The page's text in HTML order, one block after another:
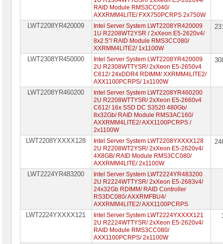
RAID Module RMS3CC040/
AXXRMM4LITE/ FXX750PCRPS 2x750W
LWT2208YR420009
Intel Server System LWT2208YR420009
1U R2208WT2YSR / 2xXeon E5-2620v4/
8x2.5"/ RAID Module RMS3CC080/
XXRMM4LITE2/ 1x1100W
LWT2308YR450000
Intel Server System LWT2208YR420009
2U R2308WTTYSR/ 2xXeon E5-2650v4
C612/ 24xDDR4 RDIMM/ XXRMM4LITE2/
AXX1100PCRPS/ 1x1100W
LWT2208YR460200
Intel Server System LWT2208YR460200
2U R2208WTTYSR/ 2xXeon E5-2660v4
C612/ 16x SSD DC S3520 480Gb/
8x32Gb/ RAID Module RMS3AC160/
AXXRMM4LITE2/ AXX1100PCRPS /
2x1100W
LWT2208YXXXX128
Intel Server System LWT2208YXXXX128
2U R2208WT2YSR/ 2xXeon E5-2620v4/
4X8GB/ RAID Module RMS3CC080/
AXXRMM4LITE/ 2x1100W
LWT2224YR483200
Intel Server System LWT2224YR483200
2U R2224WTTYSR/ 2xXeon E5-2683v4/
24x32Gb RDIMM/ RAID Controller
RS3DC080/ AXXRMFBU4/
AXXRMM4LITE2/ AXX1100PCRPS
LWT2224YXXXX121
Intel Server System LWT2224YXXXX121
2U R2224WTTYSR/ 2xXeon E5-2620v4/
RAID Module RMS3CC080/
AXX1100PCRPS/ 2x1100W